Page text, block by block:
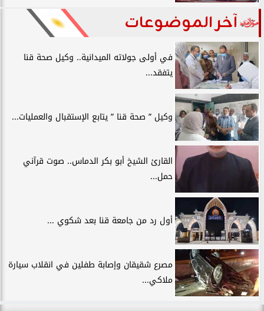
آخر الموضوعات
في أولى جولاته الميدانية.. وكيل صحة قنا
يتفقد...
وكيل ” صحة قنا ” يتابع الإستقبال والعمليات...
القارئ الشيخ أبو بكر الدماس.. صوت قرآني
حمل...
أول رد من جامعة قنا بعد شكوي ...
مصرع شقيقان وإصابة طفلين في انقلاب سيارة
ملاكي...